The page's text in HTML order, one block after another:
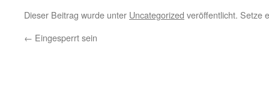
Dieser Beitrag wurde unter Uncategorized veröffentlicht. Setze
← Eingesperrt sein